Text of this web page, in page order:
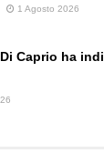
1 Agosto 2026
Caprio ha